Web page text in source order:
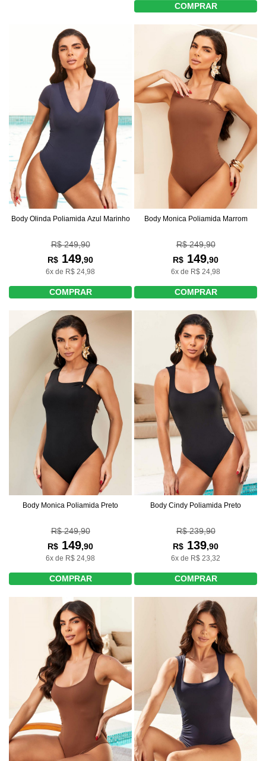
COMPRAR
Body Olinda Poliamida Azul Marinho
R$ 249,90
R$ 149,90
6x de R$ 24,98
COMPRAR
Body Monica Poliamida Marrom
R$ 249,90
R$ 149,90
6x de R$ 24,98
COMPRAR
Body Monica Poliamida Preto
R$ 249,90
R$ 149,90
6x de R$ 24,98
COMPRAR
Body Cindy Poliamida Preto
R$ 239,90
R$ 139,90
6x de R$ 23,32
COMPRAR